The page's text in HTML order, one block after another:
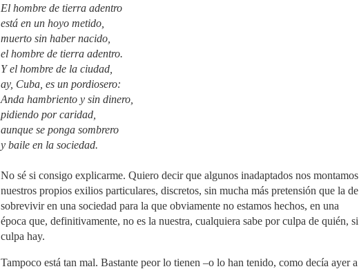
El hombre de tierra adentro
está en un hoyo metido,
muerto sin haber nacido,
el hombre de tierra adentro.
Y el hombre de la ciudad,
ay, Cuba, es un pordiosero:
Anda hambriento y sin dinero,
pidiendo por caridad,
aunque se ponga sombrero
y baile en la sociedad.
No sé si consigo explicarme. Quiero decir que algunos inadaptados nos montamos
nuestros propios exilios particulares, discretos, sin mucha más pretensión que la de
sobrevivir en una sociedad para la que obviamente no estamos hechos, en una
época que, definitivamente, no es la nuestra, cualquiera sabe por culpa de quién, si
culpa hay.
Tampoco está tan mal. Bastante peor lo tienen –o lo han tenido, como decía ayer a